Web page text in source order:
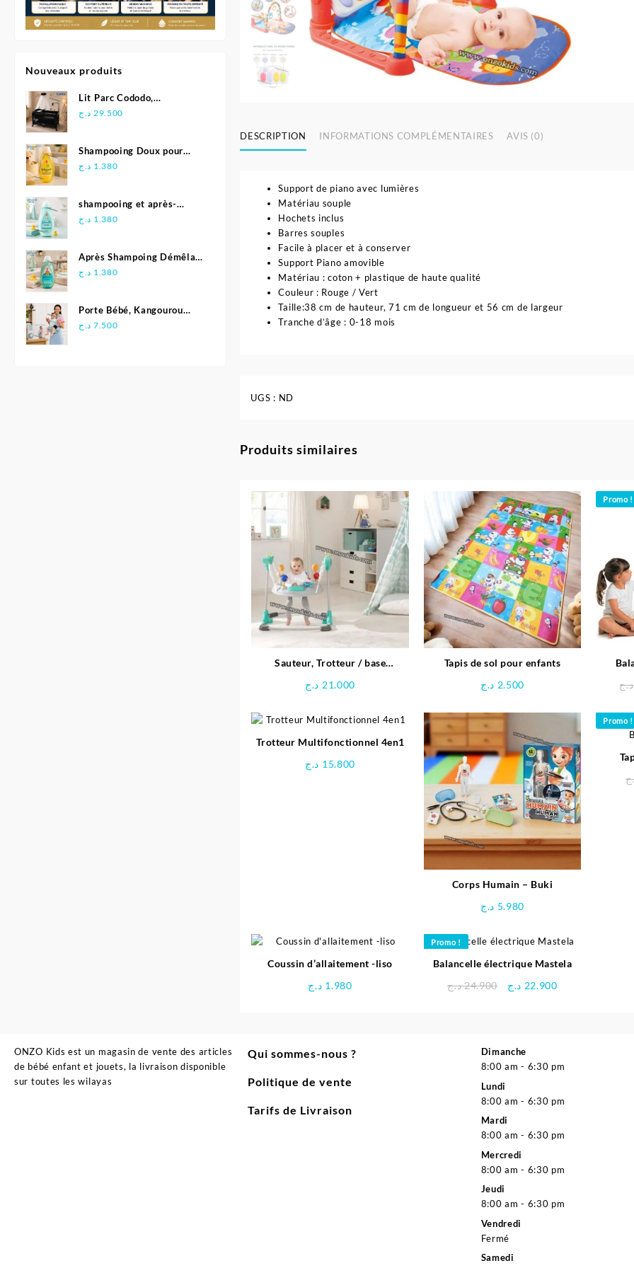
Nouveaux produits
Lit Parc Cododo,
Multifonction - Kidilo
29.500 د.ج
Shampooing Doux pour
Bébé 500 ml - Johnson's
1.380 د.ج
shampooing et après-
shampoing 2en1 Soft &
1.380 د.ج
Après Shampoing Démêlant
pour bébé - Johnson'S Baby
1.380 د.ج
Porte Bébé, Kangourou
Multifonctionnel
7.500 د.ج
DESCRIPTION INFORMATIONS COMPLÉMENTAIRES AVIS (0)
Support de piano avec lumières
Matériau souple
Hochets inclus
Barres souples
Facile à placer et à conserver
Support Piano amovible
Matériau : coton + plastique de haute qualité
Couleur : Rouge / Vert
Taille:38 cm de hauteur, 71 cm de longueur et 56 cm de largeur
Tranche d’âge : 0-18 mois
UGS : ND
Produits similaires
Sauteur, Trotteur / base
HAUCK
21.000 د.ج
Tapis de sol pour enfants
2.500 د.ج
Promo !
د.ج
Trotteur Multifonctionnel 4en1
15.800 د.ج
Corps Humain – Buki
5.980 د.ج
Promo !
Coussin d’allaitement -liso
1.980 د.ج
Promo !
Balancelle électrique Mastela
24.900 د.ج
Le
22.900 د.ج
Le
ONZO Kids est un magasin de vente des articles
de bébé enfant et jouets, la livraison disponible
sur toutes les wilayas
Qui sommes-nous ?
Politique de vente
Tarifs de Livraison
Dimanche
8:00 am - 6:30 pm
Lundi
8:00 am - 6:30 pm
Mardi
8:00 am - 6:30 pm
Mercredi
8:00 am - 6:30 pm
Jeudi
8:00 am - 6:30 pm
Vendredi
Fermé
Samedi